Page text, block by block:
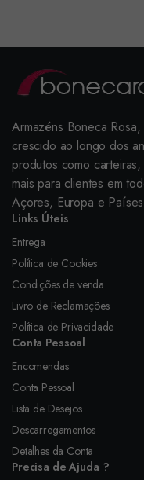
Armazéns Boneca
crescido ao longo dos
produtos como
mais para clientes em
Açores, Europa e
Links Úteis
Entrega
Política de Cookies
Condições de venda
Livro de Reclamações
Política de Privacidade
Conta Pessoal
Encomendas
Conta Pessoal
Lista de Desejos
Descarregamentos
Detalhes da Conta
Precisa de Ajuda ?